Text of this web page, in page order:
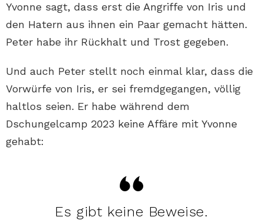
Yvonne sagt, dass erst die Angriffe von Iris und
den Hatern aus ihnen ein Paar gemacht hätten.
Peter habe ihr Rückhalt und Trost gegeben.
Und auch Peter stellt noch einmal klar, dass die
Vorwürfe von Iris, er sei fremdgegangen, völlig
haltlos seien. Er habe während dem
Dschungelcamp 2023 keine Affäre mit Yvonne
gehabt:
Es gibt keine Beweise.